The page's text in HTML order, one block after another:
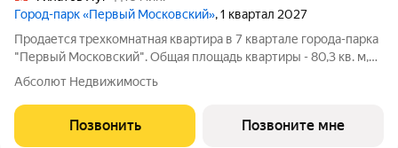
Город-парк «Первый Московский», 1 квартал 2027
Продается трехкомнатная квартира в 7 квартале города-парка
"Первый Московский". Общая площадь квартиры - 80,3 кв. м,
этаж 20 из 20. Срок сдачи - 1 квартал 2027 года. Тип дома -
монолитный. ТОЛЬКО ДО 31 АВГУСТА выгодные условия на
приобретение
Абсолют Недвижимость
Позвонить Позвоните мне